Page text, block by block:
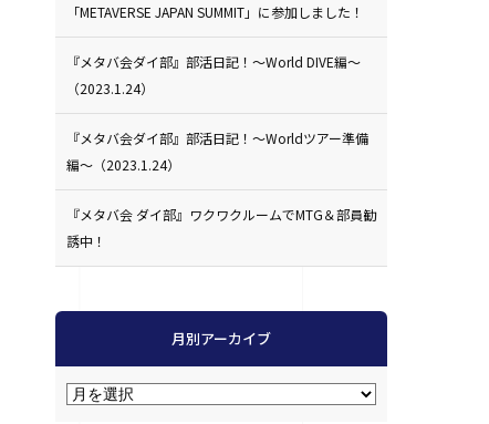
「METAVERSE JAPAN SUMMIT」に参加しました！
『メタバ会ダイ部』部活日記！〜World DIVE編〜
（2023.1.24）
『メタバ会ダイ部』部活日記！〜Worldツアー準備
編〜（2023.1.24）
『メタバ会 ダイ部』ワクワクルームでMTG＆部員勧
誘中！
月別アーカイブ